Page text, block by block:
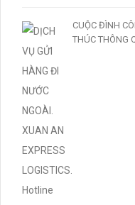
CUỘC ĐÌNH
THÚC THÔNG